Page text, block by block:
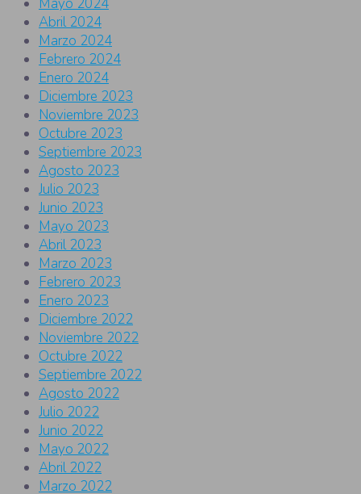
Abril 2024
Marzo 2024
Febrero 2024
Enero 2024
Diciembre 2023
Noviembre 2023
Octubre 2023
Septiembre 2023
Agosto 2023
Julio 2023
Junio 2023
Mayo 2023
Abril 2023
Marzo 2023
Febrero 2023
Enero 2023
Diciembre 2022
Noviembre 2022
Octubre 2022
Septiembre 2022
Agosto 2022
Julio 2022
Junio 2022
Mayo 2022
Abril 2022
Marzo 2022